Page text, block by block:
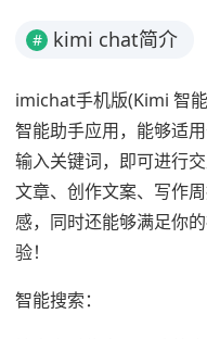
# kimi chat简介
imichat手机版(Kimi 智
智能助手应用，能够适
输入关键词，即可进行
文章、创作文案、写作
感，同时还能够满足你
验！
智能搜索：